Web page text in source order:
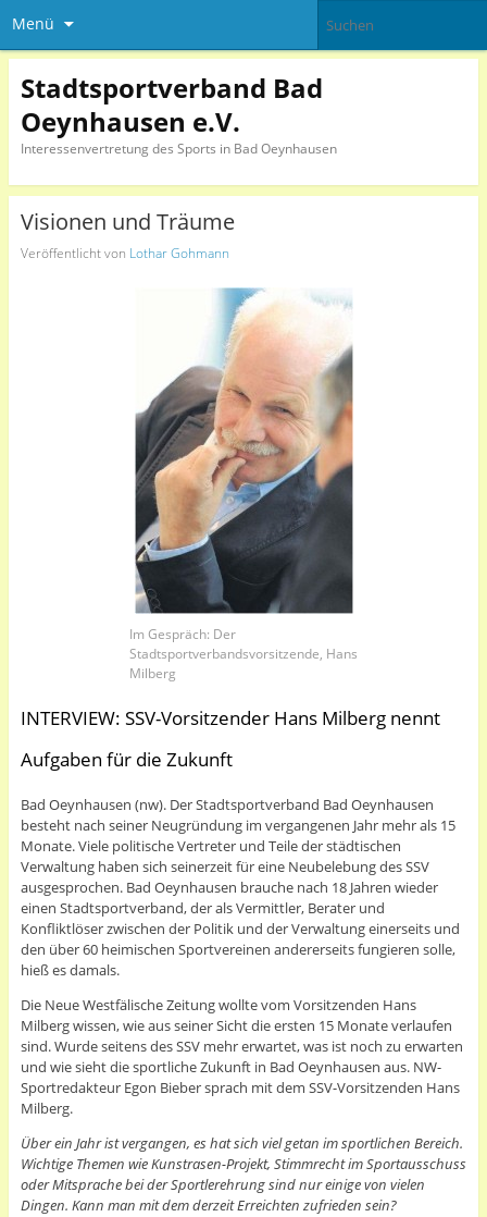
Menü
Stadtsportverband Bad
Oeynhausen e.V.
Interessenvertretung des Sports in Bad Oeynhausen
Visionen und Träume
Veröffentlicht von Lothar Gohmann
Im Gespräch: Der
Stadtsportverbandsvorsitzende, Hans
Milberg
INTERVIEW: SSV-Vorsitzender Hans Milberg nennt
Aufgaben für die Zukunft
Bad Oeynhausen (nw). Der Stadtsportverband Bad Oeynhausen
besteht nach seiner Neugründung im vergangenen Jahr mehr als 15
Monate. Viele politische Vertreter und Teile der städtischen
Verwaltung haben sich seinerzeit für eine Neubelebung des SSV
ausgesprochen. Bad Oeynhausen brauche nach 18 Jahren wieder
einen Stadtsportverband, der als Vermittler, Berater und
Konfliktlöser zwischen der Politik und der Verwaltung einerseits und
den über 60 heimischen Sportvereinen andererseits fungieren solle,
hieß es damals.
Die Neue Westfälische Zeitung wollte vom Vorsitzenden Hans
Milberg wissen, wie aus seiner Sicht die ersten 15 Monate verlaufen
sind. Wurde seitens des SSV mehr erwartet, was ist noch zu erwarten
und wie sieht die sportliche Zukunft in Bad Oeynhausen aus. NW-
Sportredakteur Egon Bieber sprach mit dem SSV-Vorsitzenden Hans
Milberg.
Über ein Jahr ist vergangen, es hat sich viel getan im sportlichen Bereich.
Wichtige Themen wie Kunstrasen-Projekt, Stimmrecht im Sportausschuss
oder Mitsprache bei der Sportlerehrung sind nur einige von vielen
Dingen. Kann man mit dem derzeit Erreichten zufrieden sein?